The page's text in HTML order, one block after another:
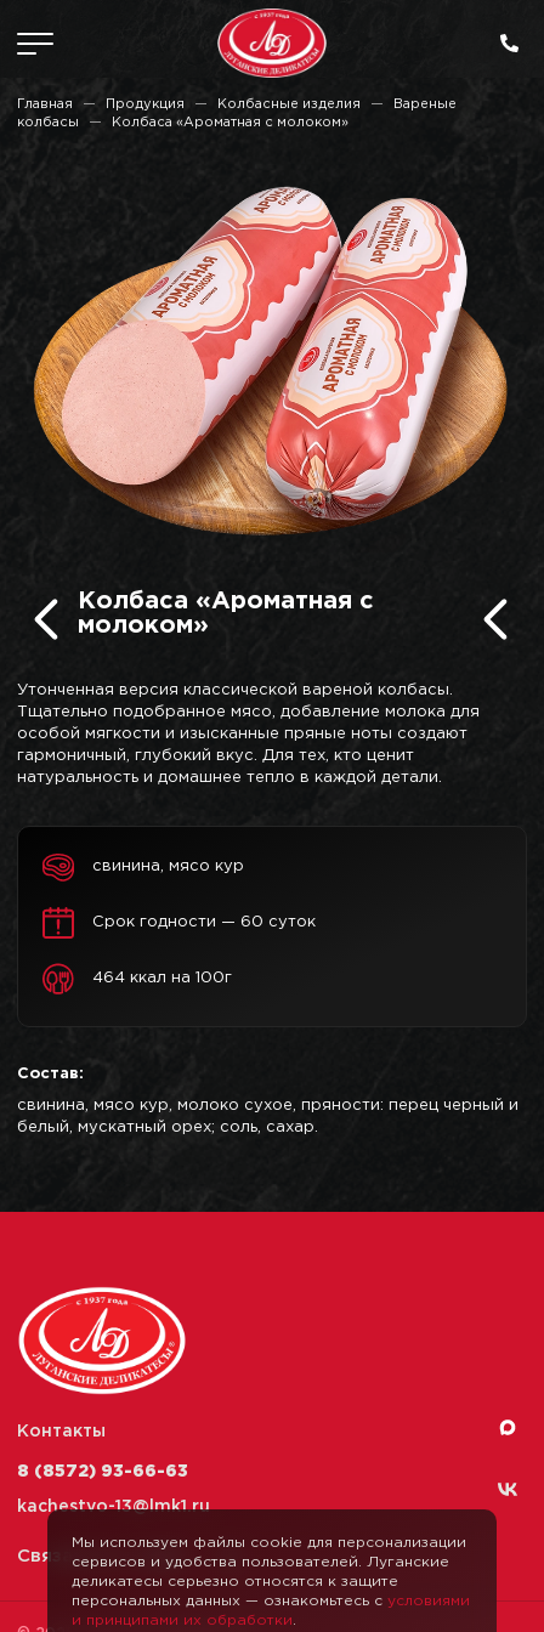
Мы используем файлы cookie для персонализации
сервисов и удобства пользователей. Луганские
деликатесы серьезно относятся к защите
персональных данных — ознакомьтесь с условиями
и принципами их обработки
Главная Продукция Колбасные изделия
Вареные
колбасы
Колбаса «Ароматная с молоком»
Колбаса «Ароматная с
молоком»
Утонченная версия классической вареной колбасы.
Тщательно подобранное мясо, добавление молока для
особой мягкости и изысканные пряные ноты создают
гармоничный, глубокий вкус. Для тех, кто ценит
натуральность и домашнее тепло в каждой детали.
свинина, мясо кур
Срок годности — 60 суток
464 ккал на 100г
Состав:
свинина, мясо кур, молоко сухое, пряности: перец черный и
белый, мускатный орех; соль, сахар.
Контакты
8 (8572) 93-66-63
kachestvo-13@lmk1.ru
Связаться с нами